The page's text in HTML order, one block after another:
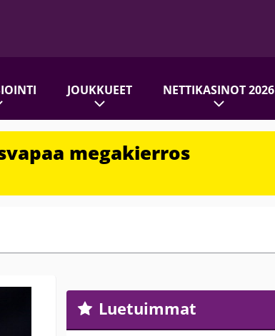
JOUKKUEET NETTIKASINOT 2026
megakierros
Luetuimmat